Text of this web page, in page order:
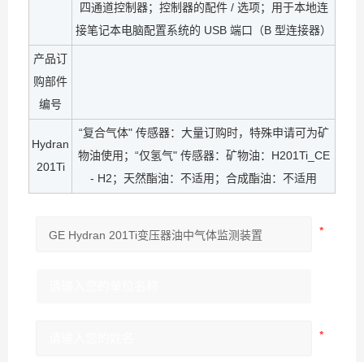
四通道控制器；控制器的配件 / 选项；用于本地连
接笔记本电脑配置系统的 USB 端口（B 型连接器）
产品订
购部件
编号
Hydran
201Ti
“复合气体" 传感器：大量订购时，特殊申请可为矿
物油使用；“仅氢气" 传感器：矿物油：H201Ti_CE
- H2；天然酯油：不适用；合成酯油：不适用